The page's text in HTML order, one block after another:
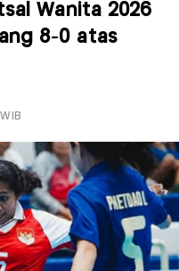
Wanita 2026
8-0 atas